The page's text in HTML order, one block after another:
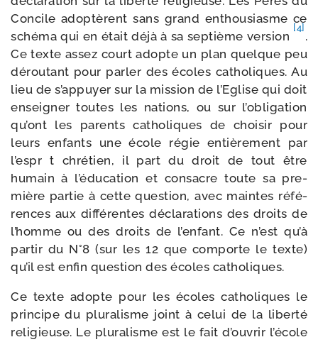
Concile ado­ptèrent sans grand enthou­siasme ce
sché­ma qui en était déjà à sa sep­tième ver­sion
[4]
.
Ce texte assez court adopte un plan quelque peu
dérou­tant pour par­ler des écoles catho­liques. Au
lieu de s’ap­puyer sur la mis­sion de l’Eglise qui doit
ensei­gner toutes les nations, ou sur l’o­bli­ga­tion
qu’ont les parents catho­liques de choi­sir pour
leurs enfants une école régie entiè­re­ment par
l’es­pr t chré­tien, il part du droit de tout être
humain à l’é­du­ca­tion et consacre toute sa pre­
mière par­tie à cette ques­tion, avec maintes réfé­
rences aux dif­fé­rentes décla­ra­tions des droits de
l’homme ou des droits de l’en­fant. Ce n’est qu’à
par­tir du N°8 (sur les 12 que com­porte le texte)
qu’il est enfin ques­tion des écoles catholiques.
Ce texte adopte pour les écoles catho­liques le
prin­cipe du plu­ra­lisme joint à celui de la liber­té
reli­gieuse. Le plu­ra­lisme est le fait d’ou­vrir l’é­cole